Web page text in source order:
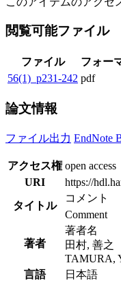
閲覧可能ファイル
ファイル フォー
56(1)_p231-242 pdf
論文情報
ファイル出力 EndNote
アクセス権 open access
URI
https://
タイトル
コメント
Comment
著者
著者名
田村, 善之
TAMURA,
言語
日本語